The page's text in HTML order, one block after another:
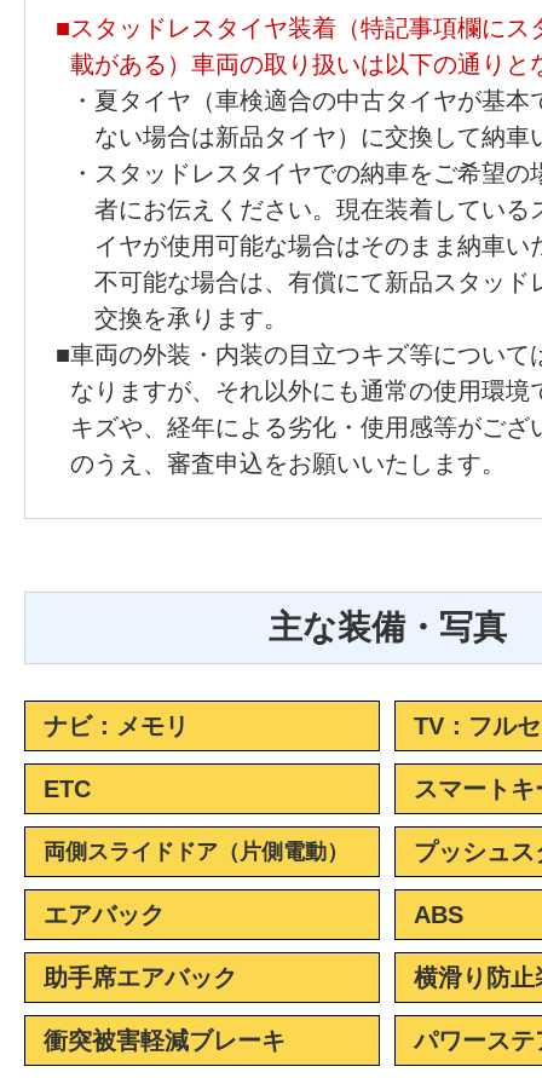
■スタッドレスタイヤ装着（特記事項欄にス
載がある）車両の取り扱いは以下の通りと
・ 夏タイヤ（車検適合の中古タイヤが基本
ない場合は新品タイヤ）に交換して納車
・ スタッドレスタイヤでの納車をご希望の
者にお伝えください。現在装着している
イヤが使用可能な場合はそのまま納車い
不可能な場合は、有償にて新品スタッド
交換を承ります。
■車両の外装・内装の目立つキズ等について
なりますが、それ以外にも通常の使用環境
キズや、経年による劣化・使用感等がござ
のうえ、審査申込をお願いいたします。
主な装備・写真
ナビ：メモリ TV：フル
ETC スマートキ
両側スライドドア（片側電動） プッシュス
エアバック ABS
助手席エアバック 横滑り防止
衝突被害軽減ブレーキ パワーステ